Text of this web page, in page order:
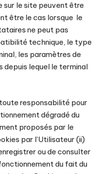
sur le site peuvent être
être le cas lorsque le
ne peut pas
technique, le type
les paramètres de
depuis lequel le terminal
responsabilité pour
dégradé du
proposés par le
par l’Utilisateur (ii)
ou de consulter
du fait du